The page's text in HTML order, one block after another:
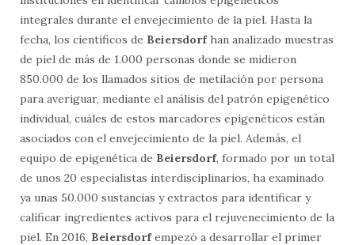
integrales durante el envejecimiento de la piel. Hasta la
fecha, los científicos de Beiersdorfhan analizado muestras
de piel de más de 1.000 personas donde se midieron
850.000 de los llamados sitios de metilación por persona
para averiguar, mediante el análisis del patrón epigenético
individual, cuáles de estos marcadores epigenéticos están
asociados con el envejecimiento de la piel. Además, el
equipo de epigenética de Beiersdorf, formado por un total
de unos 20 especialistas interdisciplinarios, ha examinado
ya unas 50.000 sustancias y extractos para identificar y
calificar ingredientes activos para el rejuvenecimiento de la
piel. En 2016, Beiersdorfempezó a desarrollar el primer